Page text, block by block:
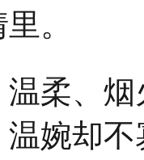
。
柔、
婉却